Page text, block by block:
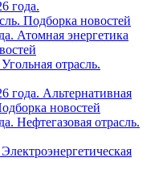
года.
Подборка новостей
Атомная энергетика
отрасль.
года. Альтернативная
новостей
Нефтегазовая отрасль.